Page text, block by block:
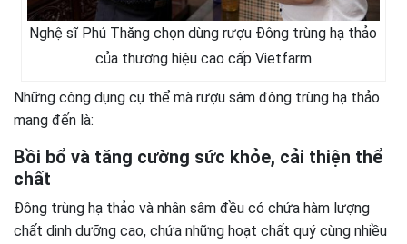
Nghệ sĩ Phú Thăng chọn dùng rượu Đông trùng hạ thảo
của thương hiệu cao cấp Vietfarm
Những công dụng cụ thể mà rượu sâm đông trùng hạ thảo
mang đến là:
Bồi bổ và tăng cường sức khỏe, cải thiện thể
chất
Đông trùng hạ thảo và nhân sâm đều có chứa hàm lượng
chất dinh dưỡng cao, chứa những hoạt chất quý cùng nhiều